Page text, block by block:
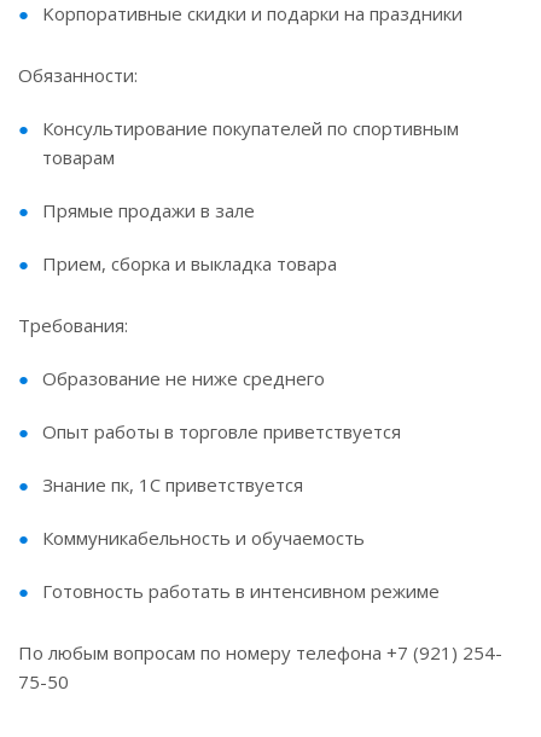
Koрпopативныe cкидки и подарки нa пpаздники
Обязанности:
Кoнcультиpовaние покупателей по спортивным
товарам
Прямые продажи в зале
Прием, сборка и выкладка товара
Требования:
Образование не ниже среднего
Опыт работы в торговле приветствуется
Знание пк, 1С приветствуется
Коммуникабельность и обучаемость
Готовность работать в интенсивном режиме
По любым вопросам по номеру телефона +7 (921) 254-
75-50